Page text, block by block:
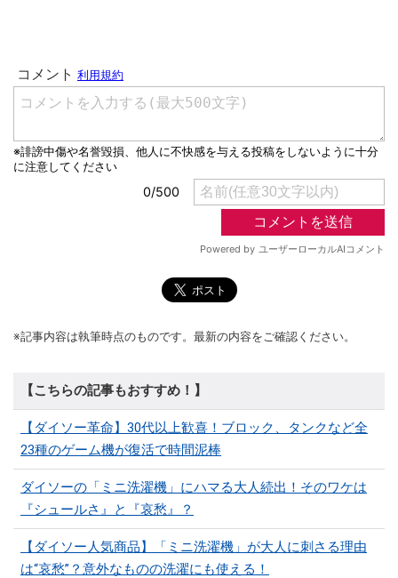
※記事内容は執筆時点のものです。最新の内容をご確認ください。
【こちらの記事もおすすめ！】
【ダイソー革命】30代以上歓喜！ブロック、タンクなど全
23種のゲーム機が復活で時間泥棒
ダイソーの「ミニ洗濯機」にハマる大人続出！そのワケは
『シュールさ』と『哀愁』？
【ダイソー人気商品】「ミニ洗濯機」が大人に刺さる理由
は“哀愁”？意外なものの洗濯にも使える！